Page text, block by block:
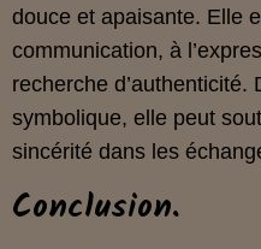
douce et apaisante. Elle
communication, à
recherche d’authenticité.
symbolique, elle peut
sincérité dans les
Conclusion.